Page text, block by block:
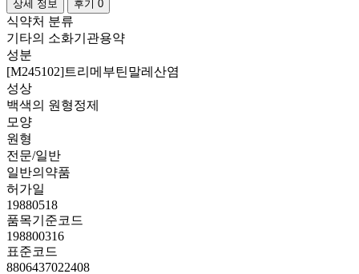
상세 정보 후기 0
식약처 분류
기타의 소화기관용약
성분
[M245102]트리메부틴말레산염
성상
백색의 원형정제
모양
원형
전문/일반
일반의약품
허가일
19880518
품목기준코드
198800316
표준코드
8806437022408